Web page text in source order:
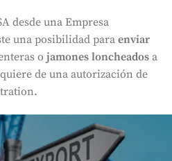
desde una Empresa
una posibilidad para enviar
o jamones loncheados a
de una autorización de